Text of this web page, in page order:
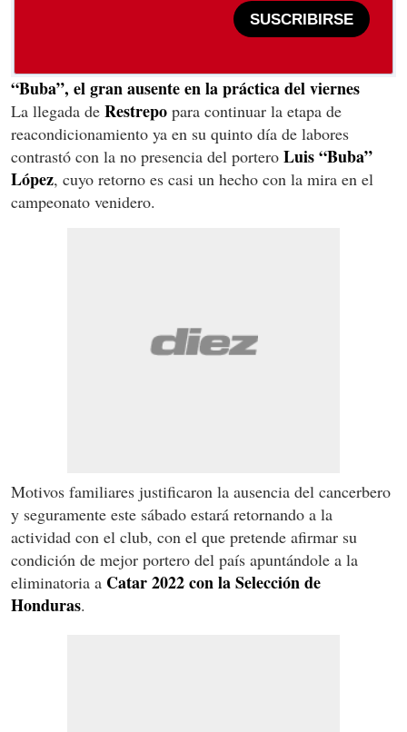
SUSCRIBIRSE
“Buba”, el gran ausente en la práctica del viernes
La llegada de Restrepo para continuar la etapa de
reacondicionamiento ya en su quinto día de labores
contrastó con la no presencia del portero Luis “Buba”
López, cuyo retorno es casi un hecho con la mira en el
campeonato venidero.
Motivos familiares justificaron la ausencia del cancerbero
y seguramente este sábado estará retornando a la
actividad con el club, con el que pretende afirmar su
condición de mejor portero del país apuntándole a la
eliminatoria a Catar 2022 con la Selección de
Honduras.